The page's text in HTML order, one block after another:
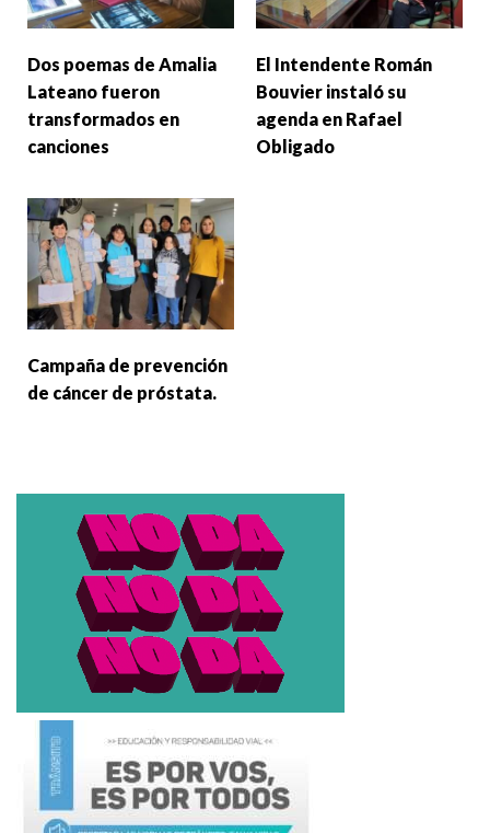
Dos poemas de Amalia
Lateano fueron
transformados en
canciones
El Intendente Román
Bouvier instaló su
agenda en Rafael
Obligado
Campaña de prevención
de cáncer de próstata.